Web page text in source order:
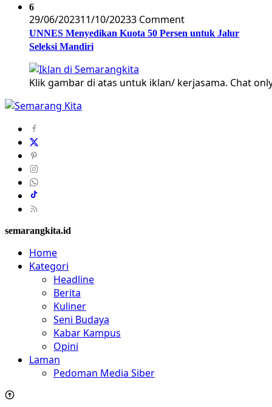
6
29/06/202311/10/20233 Comment
UNNES Menyedikan Kuota 50 Persen untuk Jalur
Seleksi Mandiri
Klik gambar di atas untuk iklan/ kerjasama. Chat
semarangkita.id
Home
Kategori
Headline
Berita
Kuliner
Seni Budaya
Kabar Kampus
Opini
Laman
Pedoman Media Siber